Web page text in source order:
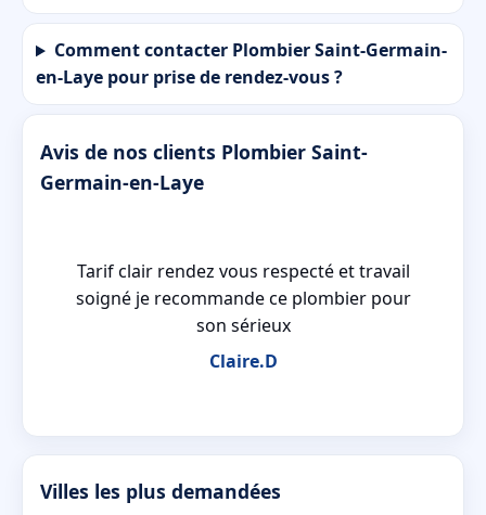
Comment contacter Plombier Saint-Germain-
en-Laye pour prise de rendez-vous ?
Avis de nos clients Plombier Saint-
Germain-en-Laye
Tarif clair rendez vous respecté et travail
soigné je recommande ce plombier pour
son sérieux
Claire.D
Villes les plus demandées